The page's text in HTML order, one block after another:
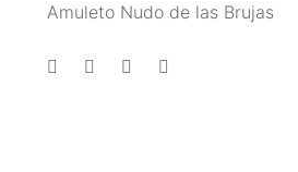
Amuleto Nudo de las Brujas